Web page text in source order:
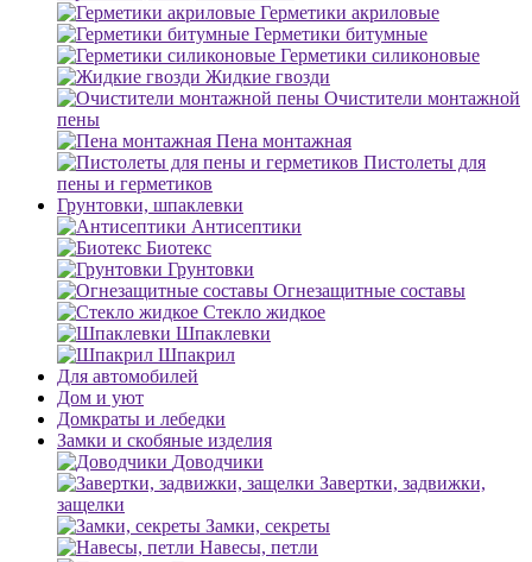
Герметики акриловые
Герметики битумные
Герметики силиконовые
Жидкие гвозди
Очистители монтажной
пены
Пена монтажная
Пистолеты для
пены и герметиков
Грунтовки, шпаклевки
Антисептики
Биотекс
Грунтовки
Огнезащитные составы
Стекло жидкое
Шпаклевки
Шпакрил
Для автомобилей
Дом и уют
Домкраты и лебедки
Замки и скобяные изделия
Доводчики
Завертки, задвижки,
защелки
Замки, секреты
Навесы, петли